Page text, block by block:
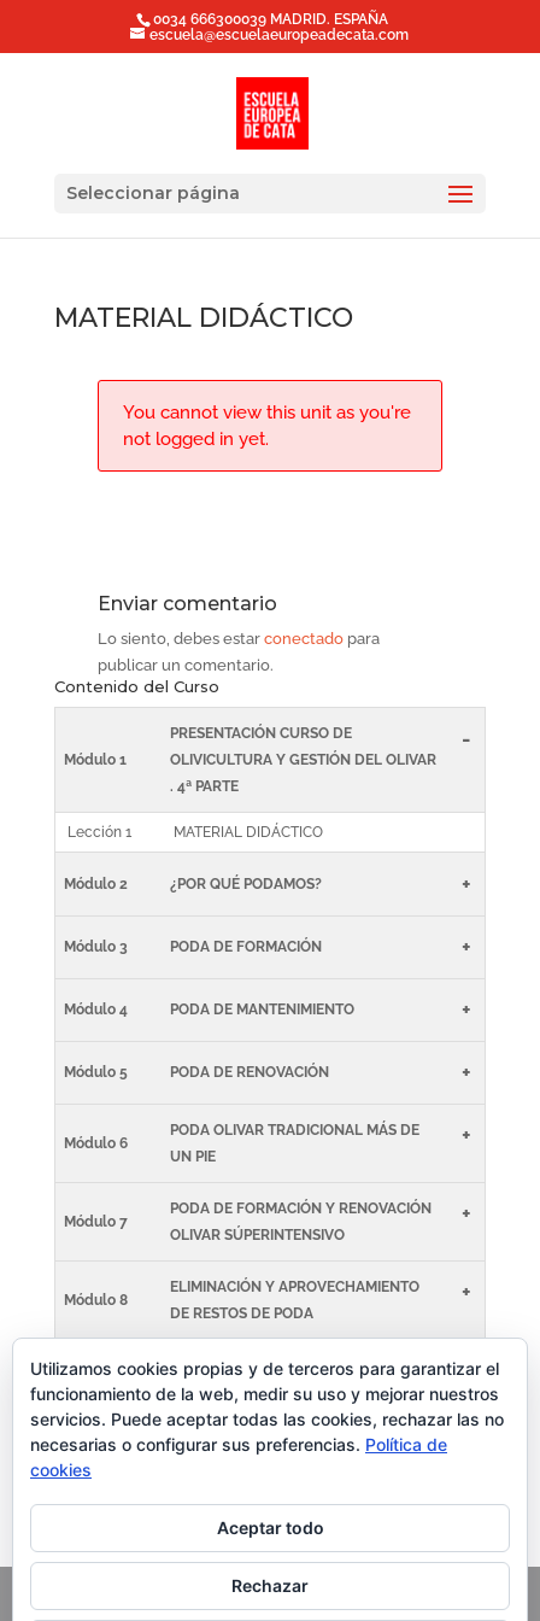
0034 666300039 MADRID. ESPAÑA
escuela@escuelaeuropeadecata.com
Seleccionar página
MATERIAL DIDÁCTICO
You cannot view this unit as you're
not logged in yet.
Enviar comentario
Lo siento, debes estar conectadopara
publicar un comentario.
Contenido del Curso
Módulo 1
PRESENTACIÓN CURSO DE
OLIVICULTURA Y GESTIÓN DEL OLIVAR
. 4ª PARTE
-
Lección 1 MATERIAL DIDÁCTICO
Módulo 2 ¿POR QUÉ PODAMOS? +
Módulo 3 PODA DE FORMACIÓN +
Módulo 4 PODA DE MANTENIMIENTO +
Módulo 5 PODA DE RENOVACIÓN +
Módulo 6
PODA OLIVAR TRADICIONAL MÁS DE
UN PIE
+
Módulo 7
PODA DE FORMACIÓN Y RENOVACIÓN
OLIVAR SÚPERINTENSIVO
+
Módulo 8
ELIMINACIÓN Y APROVECHAMIENTO
DE RESTOS DE PODA
+
Módulo 9
HERRAMIENTAS Y MEDIDAS DE
SEGURIDAD
+
Módulo 10
CIERRE DEL CURSO Y PRUEBA PARA
Utilizamos cookies propias y de terceros para garantizar el
funcionamiento de la web, medir su uso y mejorar nuestros
servicios. Puede aceptar todas las cookies, rechazar las no
necesarias o configurar sus preferencias. Política de
cookies
Aceptar todo
Rechazar